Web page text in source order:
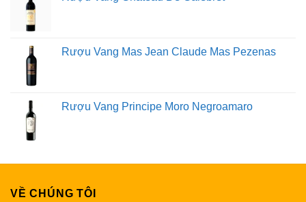
cất rượu vang đã giúp nó trở thành một trong những thị
trấn sản xuất rượu chính trên thế giới ngày nay. Nhà máy
nằm trong vườn nho, nơi sản xuất rượu vang. Bởi vì nó
nằm trong các dây leo của chúng tôi, nhiều người trong số
họ trên 50 năm tuổi, nơi chúng có được biểu hiện tối đa.
Lời khuyên cần thiết về cách uống rượu vang
Chọn ly rượu phù hợp cho các loại rượu khác nhau có
Rượu Vang Mas Jean Claude Mas Pezenas
Rượu Vang Principe Moro Negroamaro
VỀ CHÚNG TÔI